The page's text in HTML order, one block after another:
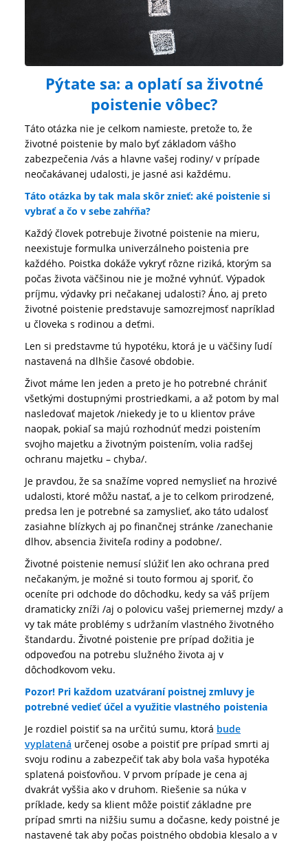
Pýtate sa: a oplatí sa životné
poistenie vôbec?
Táto otázka nie je celkom namieste, pretože to, že
životné poistenie by malo byť základom vášho
zabezpečenia /vás a hlavne vašej rodiny/ v prípade
neočakávanej udalosti, je jasné asi každému.
Táto otázka by tak mala skôr znieť: aké poistenie si
vybrať a čo v sebe zahŕňa?
Každý človek potrebuje životné poistenie na mieru,
neexistuje formulka univerzálneho poistenia pre
každého. Poistka dokáže vykryť rôzne riziká, ktorým sa
počas života väčšinou nie je možné vyhnúť. Výpadok
príjmu, výdavky pri nečakanej udalosti? Áno, aj preto
životné poistenie predstavuje samozrejmosť napríklad
u človeka s rodinou a deťmi.
Len si predstavme tú hypotéku, ktorá je u väčšiny ľudí
nastavená na dlhšie časové obdobie.
Život máme len jeden a preto je ho potrebné chrániť
všetkými dostupnými prostriedkami, a až potom by mal
nasledovať majetok /niekedy je to u klientov práve
naopak, pokiaľ sa majú rozhodnúť medzi poistením
svojho majetku a životným poistením, volia radšej
ochranu majetku – chyba/.
Je pravdou, že sa snažíme vopred nemyslieť na hrozivé
udalosti, ktoré môžu nastať, a je to celkom prirodzené,
predsa len je potrebné sa zamyslieť, ako táto udalosť
zasiahne blízkych aj po finančnej stránke /zanechanie
dlhov, absencia živiteľa rodiny a podobne/.
Životné poistenie nemusí slúžiť len ako ochrana pred
nečakaným, je možné si touto formou aj sporiť, čo
oceníte pri odchode do dôchodku, kedy sa váš príjem
dramaticky zníži /aj o polovicu vašej priemernej mzdy/ a
vy tak máte problémy s udržaním vlastného životného
štandardu. Životné poistenie pre prípad dožitia je
odpoveďou na potrebu služného života aj v
dôchodkovom veku.
Pozor! Pri každom uzatváraní poistnej zmluvy je
potrebné vedieť účel a využitie vlastného poistenia
Je rozdiel poistiť sa na určitú sumu, ktorá bude
vyplatená určenej osobe a poistiť pre prípad smrti aj
svoju rodinu a zabezpečiť tak aby bola vaša hypotéka
splatená poisťovňou. V prvom prípade je cena aj
dvakrát vyššia ako v druhom. Riešenie sa núka v
príklade, kedy sa klient môže poistiť základne pre
prípad smrti na nižšiu sumu a dočasne, kedy poistné je
nastavené tak aby počas poistného obdobia klesalo a v